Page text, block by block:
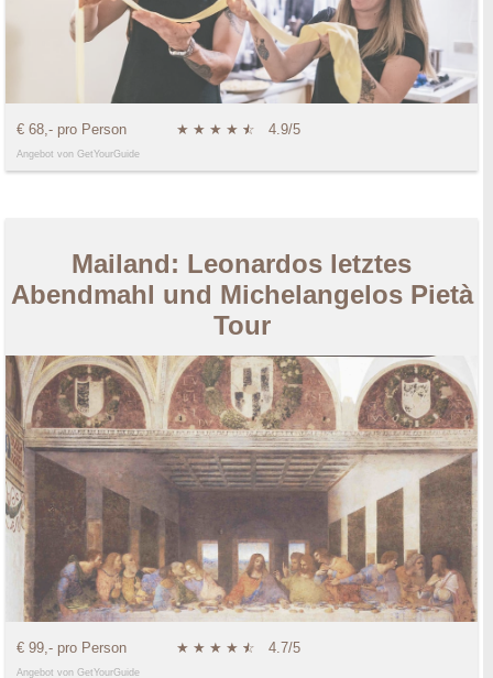
€ 68,- pro Person ★ ★ ★ ★ ★
☆ 4.9/5
Angebot von GetYourGuide
Mailand: Leonardos letztes
Abendmahl und Michelangelos Pietà
Tour
€ 99,- pro Person ★ ★ ★ ★ ★
☆ 4.7/5
Angebot von GetYourGuide